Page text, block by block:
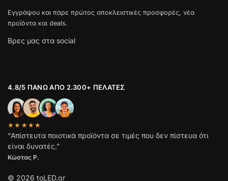
Εγγράψου και πάρε πρώτος αποκλειστικές προσφορές, νέα
προϊόντα και deals.
Βρες μας στα social
4.8/5 ΠΆΝΩ ΑΠΌ 2.300+ ΠΕΛΆΤΕΣ
★★★★★
“Απίστευτα ποιοτικά προϊόντα σε τιμές που δεν πίστευα ότι
είναι δυνατές.”
Κώστας Ρ.
© 2026 toLED.gr